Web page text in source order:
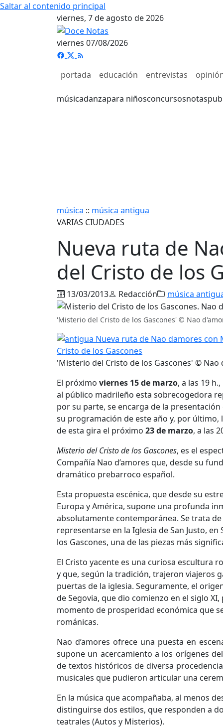
Saltar al contenido principal
viernes, 7 de agosto de 2026
viernes 07/08/2026
portada educación entrevistas
músicadanzapara niñosconcursosnotas
música :: música antigua
VARIAS CIUDADES
Nueva ruta de
del Cristo de los
13/03/2013 Redacción música
'Misterio del Cristo de los Gascones' © Nao
'Misterio del Cristo de los Gascones' © Nao
El próximo viernes 15 de marzo, a las 19
al público madrileño esta sobrecogedora
por su parte, se encarga de la
su programación de este año y, por último,
de esta gira el próximo 23 de marzo, a las
Misterio del Cristo de los Gascones, es el
Compañía Nao d’amores que, desde su
dramático prebarroco español.
Esta propuesta escénica, que desde su
Europa y América, supone una profunda
absolutamente contemporánea. Se trata
representarse en la Iglesia de San Justo,
los Gascones, una de las piezas más
El Cristo yacente es una curiosa escultura
y que, según la tradición, trajeron viajeros
puertas de la iglesia. Seguramente, el
de Segovia, que dio comienzo en el siglo
momento de prosperidad económica que
románicas.
Nao d’amores ofrece una puesta en
supone un acercamiento a los orígenes
de textos históricos de diversa
musicales que pudieron articular una
En la música que acompañaba, al menos
distinguirse dos estilos, que responden a
teatrales (Autos y Misterios).